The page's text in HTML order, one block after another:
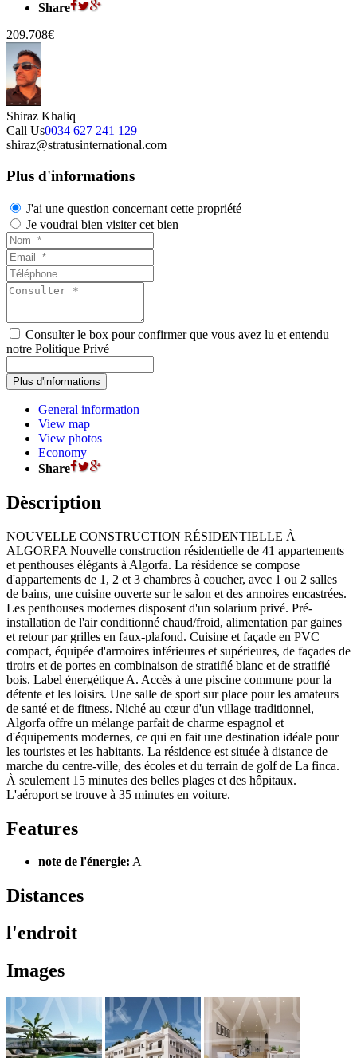
Share
209.708€
Shiraz Khaliq
Call Us0034 627 241 129
shiraz@stratusinternational.com
Plus d'informations
J'ai une question concernant cette propriété
Je voudrai bien visiter cet bien
Consulter le box pour confirmer que vous avez lu et entendu
notre Politique Privé
General information
View map
View photos
Economy
Share
Dèscription
NOUVELLE CONSTRUCTION RÉSIDENTIELLE À
ALGORFA Nouvelle construction résidentielle de 41 appartements
et penthouses élégants à Algorfa. La résidence se compose
d'appartements de 1, 2 et 3 chambres à coucher, avec 1 ou 2 salles
de bains, une cuisine ouverte sur le salon et des armoires encastrées.
Les penthouses modernes disposent d'un solarium privé. Pré-
installation de l'air conditionné chaud/froid, alimentation par gaines
et retour par grilles en faux-plafond. Cuisine et façade en PVC
compact, équipée d'armoires inférieures et supérieures, de façades de
tiroirs et de portes en combinaison de stratifié blanc et de stratifié
bois. Label énergétique A. Accès à une piscine commune pour la
détente et les loisirs. Une salle de sport sur place pour les amateurs
de santé et de fitness. Niché au cœur d'un village traditionnel,
Algorfa offre un mélange parfait de charme espagnol et
d'équipements modernes, ce qui en fait une destination idéale pour
les touristes et les habitants. La résidence est située à distance de
marche du centre-ville, des écoles et du terrain de golf de La finca.
À seulement 15 minutes des belles plages et des hôpitaux.
L'aéroport se trouve à 35 minutes en voiture.
Features
note de l'énergie: A
Distances
l'endroit
Images